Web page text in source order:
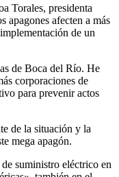
Torales, presidenta
apagones afecten a más
de un
de Boca del Río. He
corporaciones de
para prevenir actos
de la situación y la
mega apagón.
suministro eléctrico en